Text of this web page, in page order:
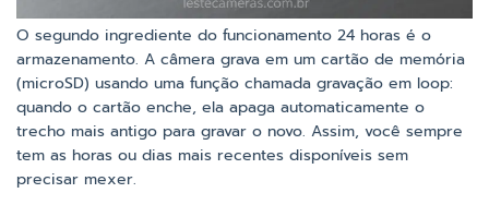
O segundo ingrediente do funcionamento 24 horas é o
armazenamento. A câmera grava em um cartão de memória
(microSD) usando uma função chamada gravação em loop:
quando o cartão enche, ela apaga automaticamente o
trecho mais antigo para gravar o novo. Assim, você sempre
tem as horas ou dias mais recentes disponíveis sem
precisar mexer.